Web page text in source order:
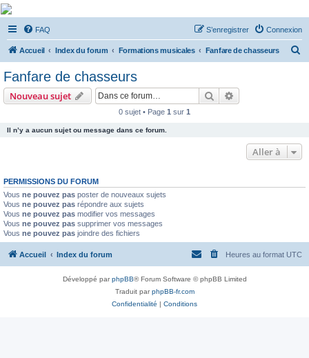
De Musicae Militari -
Forums
Forums de discussions
FAQ Connexion
S’enregistrer
Accueil Index du forum Formations musicales Fanfare de chasseurs
Fanfare de chasseurs
Nouveau sujet Rechercher
0 sujet • Page 1 sur 1
Il n’y a aucun sujet ou message dans ce forum.
Aller à
PERMISSIONS DU FORUM
Vous ne pouvez pas poster de nouveaux sujets
Vous ne pouvez pas répondre aux sujets
Vous ne pouvez pas modifier vos messages
Vous ne pouvez pas supprimer vos messages
Vous ne pouvez pas joindre des fichiers
Accueil Index du forum Heures au format UTC
Développé parphpBB® Forum Software © phpBB Limited
Traduit parphpBB-fr.com
Confidentialité | Conditions